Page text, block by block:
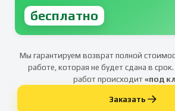
бесплатно
Мы гарантируем возврат полной
работе, которая не будет сдана в
работ происходит«под
Заказать